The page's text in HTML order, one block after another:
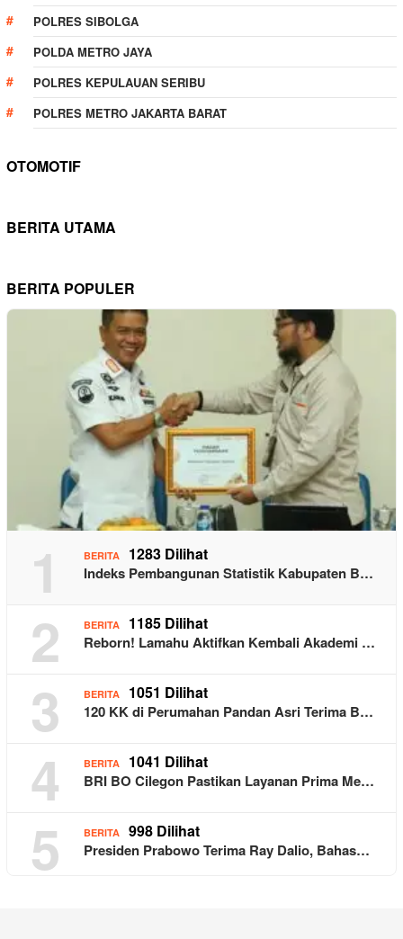
POLRES SIBOLGA
POLDA METRO JAYA
POLRES KEPULAUAN SERIBU
POLRES METRO JAKARTA BARAT
OTOMOTIF
BERITA UTAMA
BERITA POPULER
1 BERITA 1283 Dilihat
Indeks Pembangunan Statistik Kabupaten B…
2 BERITA 1185 Dilihat
Reborn! Lamahu Aktifkan Kembali Akademi …
3 BERITA 1051 Dilihat
120 KK di Perumahan Pandan Asri Terima B…
4 BERITA 1041 Dilihat
BRI BO Cilegon Pastikan Layanan Prima Me…
5 BERITA 998 Dilihat
Presiden Prabowo Terima Ray Dalio, Bahas…